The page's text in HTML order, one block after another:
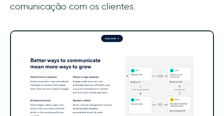
comunicação com os clientes.